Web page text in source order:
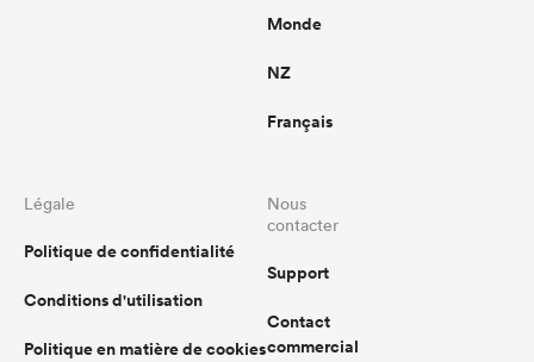
Monde
NZ
Français
Légale
Politique de confidentialité
Conditions d'utilisation
Politique en matière de cookies
Nous
contacter
Support
Contact
commercial